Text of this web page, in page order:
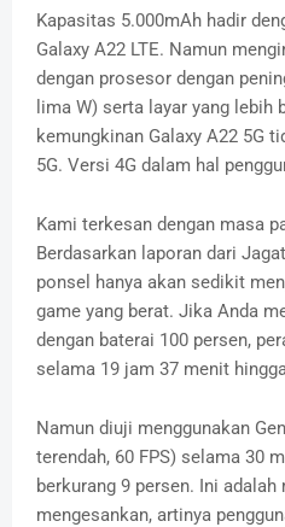
Kapasitas 5.000mAh hadir
Galaxy A22 LTE. Namun
dengan prosesor dengan
lima W) serta layar yang lebih
kemungkinan Galaxy A22 5G
5G. Versi 4G dalam hal
Kami terkesan dengan masa
Berdasarkan laporan dari
ponsel hanya akan sedikit
game yang berat. Jika Anda
dengan baterai 100 persen,
selama 19 jam 37 menit
Namun diuji menggunakan
terendah, 60 FPS) selama 30
berkurang 9 persen. Ini
mengesankan, artinya